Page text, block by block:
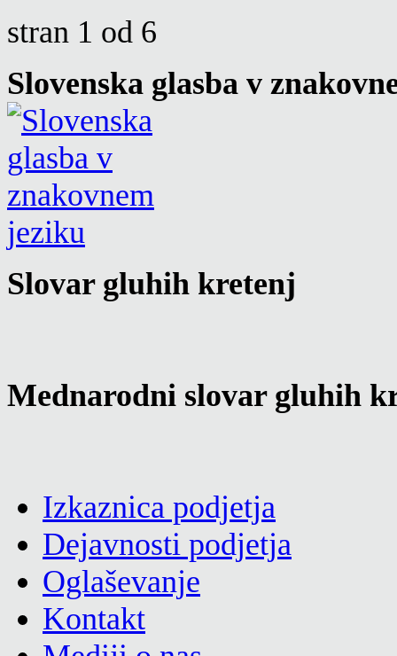
stran 1 od 6
Slovenska glasba v
Slovar gluhih kretenj
Mednarodni slovar gluhih
Izkaznica podjetja
Dejavnosti podjetja
Oglaševanje
Kontakt